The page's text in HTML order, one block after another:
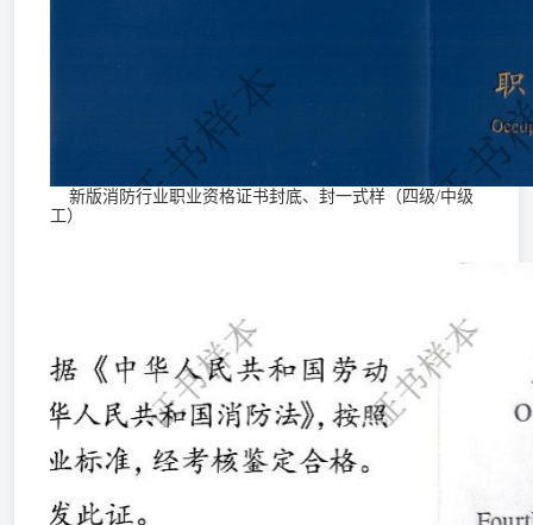
新版消防行业职业资格证书封底、封一式样（四级/中级
工）